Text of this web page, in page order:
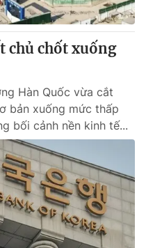
chủ chốt xuống
Hàn Quốc vừa cắt
bản xuống mức thấp
bối cảnh nền kinh tế...